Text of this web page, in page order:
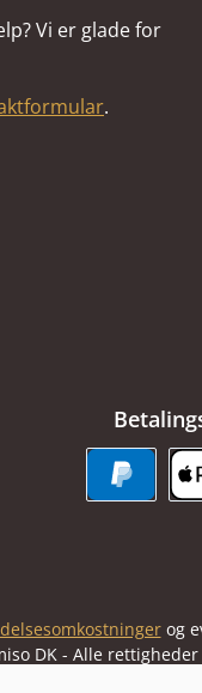
Vi er glade for
.
og
DK - Alle